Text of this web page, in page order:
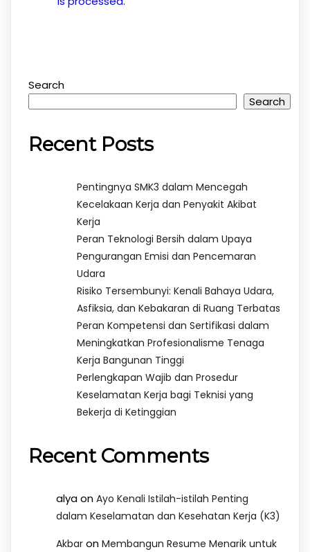
Search
Search
Recent Posts
Pentingnya SMK3 dalam Mencegah
Kecelakaan Kerja dan Penyakit Akibat
Kerja
Peran Teknologi Bersih dalam Upaya
Pengurangan Emisi dan Pencemaran
Udara
Risiko Tersembunyi: Kenali Bahaya Udara,
Asfiksia, dan Kebakaran di Ruang Terbatas
Peran Kompetensi dan Sertifikasi dalam
Meningkatkan Profesionalisme Tenaga
Kerja Bangunan Tinggi
Perlengkapan Wajib dan Prosedur
Keselamatan Kerja bagi Teknisi yang
Bekerja di Ketinggian
Recent Comments
alyaon Ayo Kenali Istilah-istilah Penting
dalam Keselamatan dan Kesehatan Kerja (K3)
Akbar on Membangun Resume Menarik untuk